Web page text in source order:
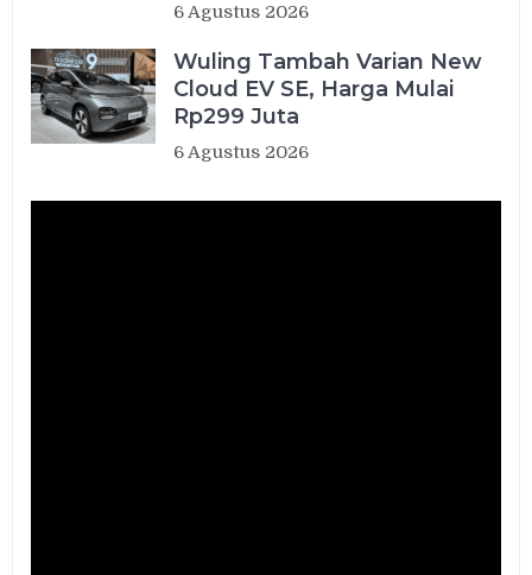
6 Agustus 2026
Wuling Tambah Varian New
Cloud EV SE, Harga Mulai
Rp299 Juta
6 Agustus 2026